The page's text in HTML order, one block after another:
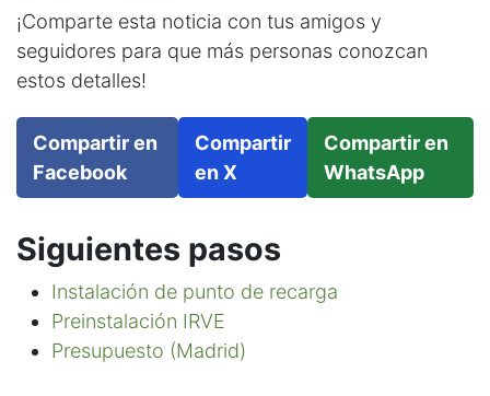
¡Comparte esta noticia con tus amigos y
seguidores para que más personas conozcan
estos detalles!
Compartir en
Facebook
Compartir
en X
Compartir en
WhatsApp
Siguientes pasos
Instalación de punto de recarga
Preinstalación IRVE
Presupuesto (Madrid)